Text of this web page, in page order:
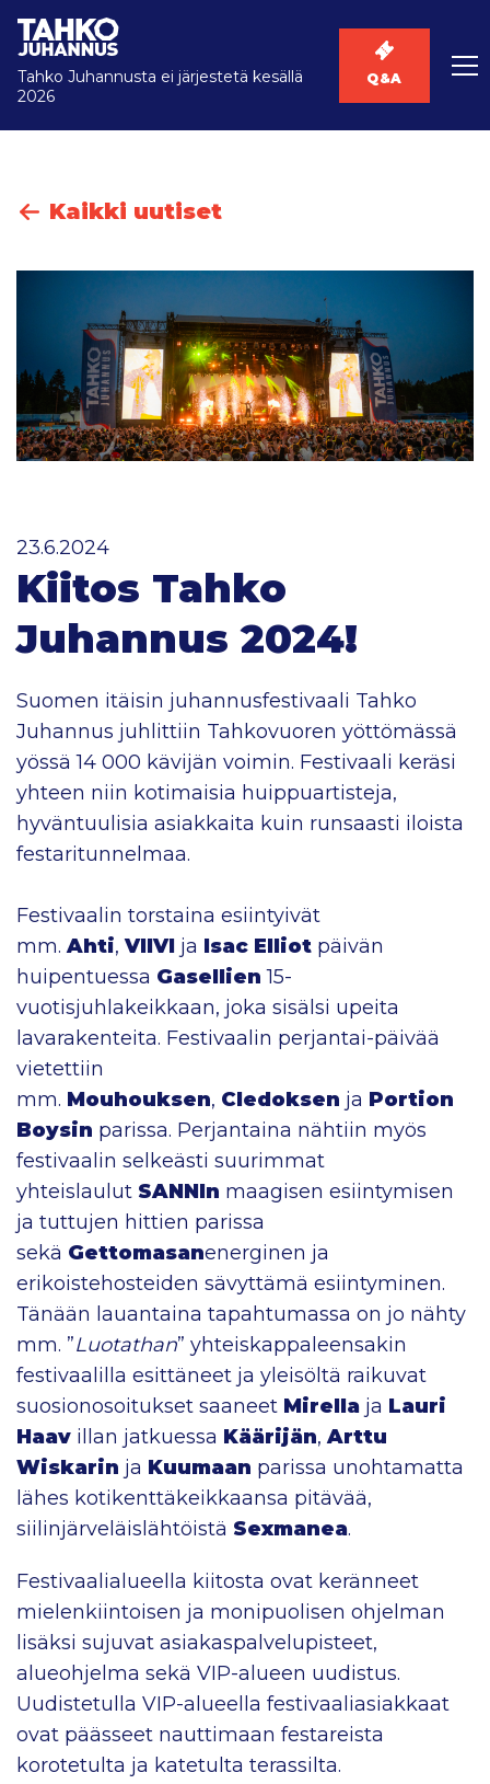
Tahko Juhannusta ei järjestetä kesällä
2026
Q&A
Kaikki uutiset
23.6.2024
Kiitos Tahko
Juhannus 2024!
Suomen itäisin juhannusfestivaali Tahko
Juhannus juhlittiin Tahkovuoren yöttömässä
yössä 14 000 kävijän voimin. Festivaali keräsi
yhteen niin kotimaisia huippuartisteja,
hyväntuulisia asiakkaita kuin runsaasti iloista
festaritunnelmaa.
Festivaalin torstaina esiintyivät
mm.Ahti,VIIVI ja Isac Elliot päivän
huipentuessa Gasellien15-
vuotisjuhlakeikkaan, joka sisälsi upeita
lavarakenteita. Festivaalin perjantai-päivää
vietettiin
mm. Mouhouksen, Cledoksen ja Portion
Boysin parissa. Perjantaina nähtiin myös
festivaalin selkeästi suurimmat
yhteislaulut SANNIn maagisen esiintymisen
ja tuttujen hittien parissa
sekä Gettomasanenerginen ja
erikoistehosteiden sävyttämä esiintyminen.
Tänään lauantaina tapahtumassa on jo nähty
mm. ”Luotathan” yhteiskappaleensakin
festivaalilla esittäneet ja yleisöltä raikuvat
suosionosoitukset saaneet Mirella ja Lauri
Haav illan jatkuessa Käärijän,Arttu
Wiskarin ja Kuumaan parissa unohtamatta
lähes kotikenttäkeikkaansa pitävää,
siilinjärveläislähtöistä Sexmanea.
Festivaalialueella kiitosta ovat keränneet
mielenkiintoisen ja monipuolisen ohjelman
lisäksi sujuvat asiakaspalvelupisteet,
alueohjelma sekä VIP-alueen uudistus.
Uudistetulla VIP-alueella festivaaliasiakkaat
ovat päässeet nauttimaan festareista
korotetulta ja katetulta terassilta.